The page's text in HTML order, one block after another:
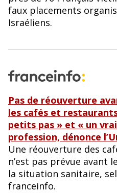
faux placements
Israéliens.
Pas de réouverture
les cafés et
petits pas » et « un
profession, dénonce
Une réouverture des
n’est pas prévue avant
la situation sanitaire,
franceinfo.